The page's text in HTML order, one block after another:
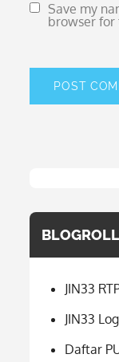
Save my
browser for
BLOGROLL
JIN33
JIN33
Daftar